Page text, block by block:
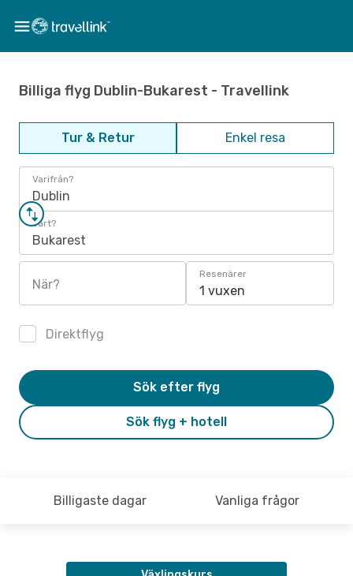
Billiga flyg Dublin-Bukarest - Travellink
Tur & Retur Enkel resa
Varifrån?
Dublin
Vart?
Bukarest
När?
Resenärer
1 vuxen
Direktflyg
Sök flyg + hotell
Sök efter flyg
Billigaste dagar Vanliga frågor